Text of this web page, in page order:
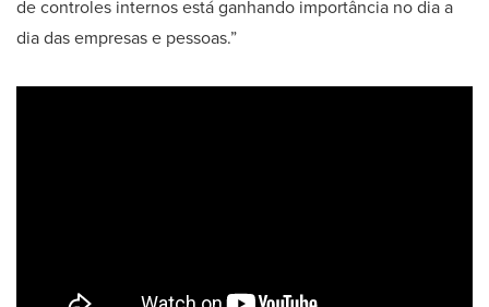
de controles internos está ganhando importância no dia a
dia das empresas e pessoas.”